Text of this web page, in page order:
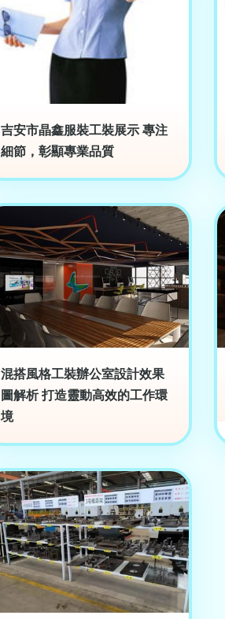
吉安市晶鑫服裝工裝展示 專注
細節，彰顯專業品質
混搭風格工裝辦公室設計效果
圖解析 打造靈動高效的工作環
境